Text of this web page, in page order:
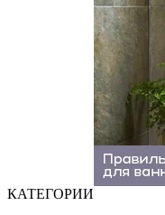
КАТЕГОРИИ